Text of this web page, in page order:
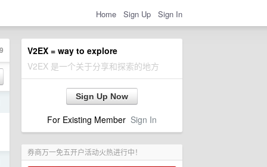
Home Sign Up Sign In
V2EX = way to explore
V2EX 是一个关于分享和探索的地方
Sign Up Now
For Existing Member Sign In
券商万一免五开户活动火热进行中！